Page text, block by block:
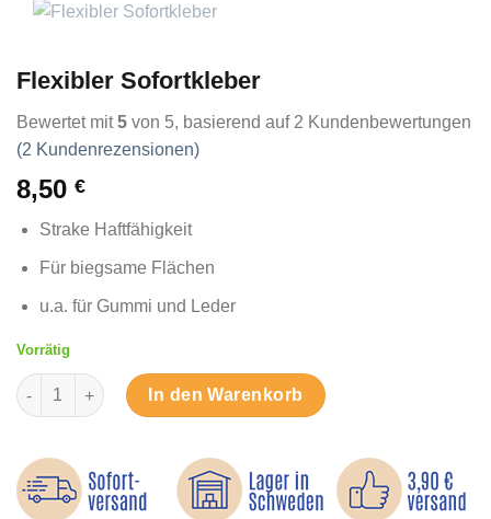
Flexibler Sofortkleber
Bewertet mit5 von 5, basierend auf2 Kundenbewertungen
(2 Kundenrezensionen)
8,50 €
Strake Haftfähigkeit
Für biegsame Flächen
u.a. für Gummi und Leder
Vorrätig
Flexibler Sofortkleber Menge
In den Warenkorb